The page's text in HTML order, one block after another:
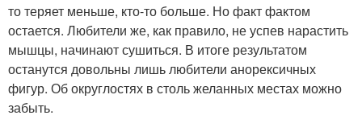
то теряет меньше, кто-то больше. Но факт фактом
остается. Любители же, как правило, не успев нарастить
мышцы, начинают сушиться. В итоге результатом
останутся довольны лишь любители анорексичных
фигур. Об округлостях в столь желанных местах можно
забыть.